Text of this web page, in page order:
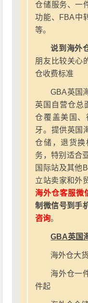
仓储服务、一
功能、FBA中
等。
说到海外
朋友比较关心
仓收费标准
GBA英国
英国自营仓总
仓覆盖美国
牙。提供英国
仓储，退货
务，特别适合
国际站及其他
立站卖家和外
海外仓客服微
制微信号到手
咨询。
GBA英国
海外仓大
海外仓一
件起